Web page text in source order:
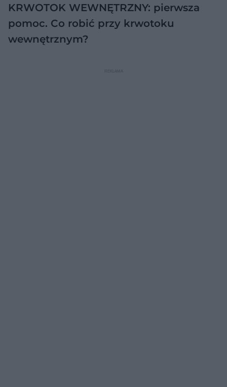
KRWOTOK WEWNĘTRZNY: pierwsza
pomoc. Co robić przy krwotoku
wewnętrznym?